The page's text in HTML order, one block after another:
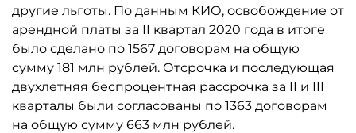
другие льготы. По данным КИО, освобождение от
арендной платы за II квартал 2020 года в итоге
было сделано по 1567 договорам на общую
сумму 181 млн рублей. Отсрочка и последующая
двухлетняя беспроцентная рассрочка за II и III
кварталы были согласованы по 1363 договорам
на общую сумму 663 млн рублей.